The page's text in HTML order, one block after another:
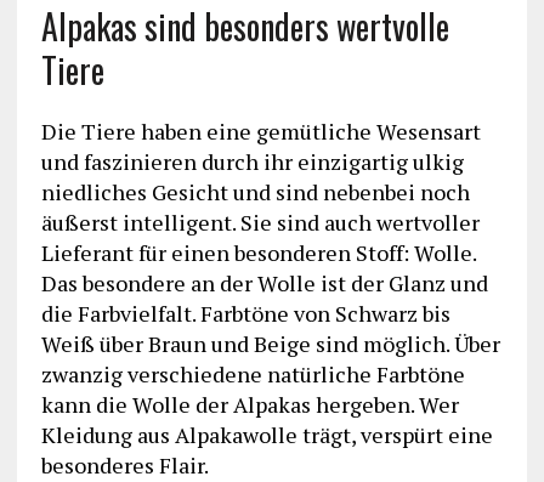
Alpakas sind besonders wertvolle
Tiere
Die Tiere haben eine gemütliche Wesensart
und faszinieren durch ihr einzigartig ulkig
niedliches Gesicht und sind nebenbei noch
äußerst intelligent. Sie sind auch wertvoller
Lieferant für einen besonderen Stoff: Wolle.
Das besondere an der Wolle ist der Glanz und
die Farbvielfalt. Farbtöne von Schwarz bis
Weiß über Braun und Beige sind möglich. Über
zwanzig verschiedene natürliche Farbtöne
kann die Wolle der Alpakas hergeben. Wer
Kleidung aus Alpakawolle trägt, verspürt eine
besonderes Flair.